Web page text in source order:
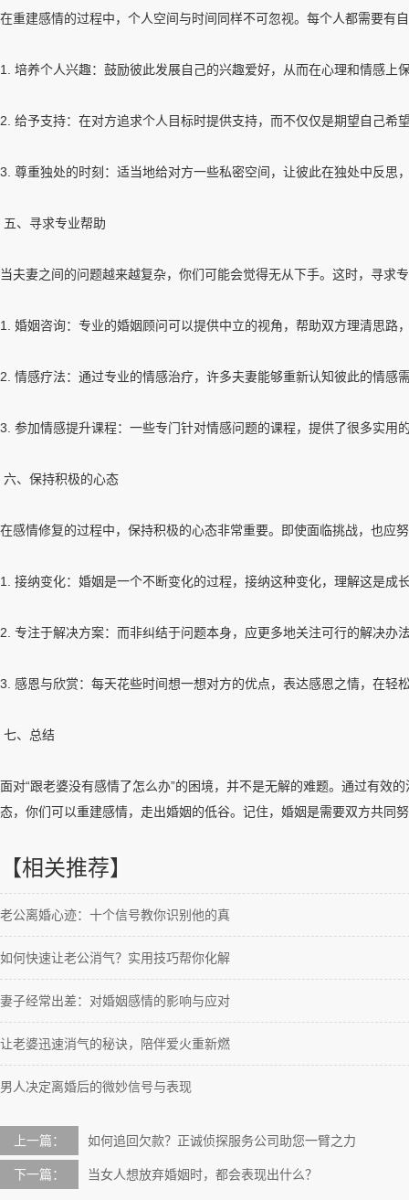
在重建感情的过程中，个人空间与时间同样不可忽视。每个人都需要有
1. 培养个人兴趣：鼓励彼此发展自己的兴趣爱好，从而在心理和情感上
2. 给予支持：在对方追求个人目标时提供支持，而不仅仅是期望自己希
3. 尊重独处的时刻：适当地给对方一些私密空间，让彼此在独处中反思
五、寻求专业帮助
当夫妻之间的问题越来越复杂，你们可能会觉得无从下手。这时，寻求
1. 婚姻咨询：专业的婚姻顾问可以提供中立的视角，帮助双方理清思路
2. 情感疗法：通过专业的情感治疗，许多夫妻能够重新认知彼此的情感
3. 参加情感提升课程：一些专门针对情感问题的课程，提供了很多实用
六、保持积极的心态
在感情修复的过程中，保持积极的心态非常重要。即使面临挑战，也应
1. 接纳变化：婚姻是一个不断变化的过程，接纳这种变化，理解这是成
2. 专注于解决方案：而非纠结于问题本身，应更多地关注可行的解决办
3. 感恩与欣赏：每天花些时间想一想对方的优点，表达感恩之情，在轻
七、总结
面对“跟老婆没有感情了怎么办”的困境，并不是无解的难题。通过有效
态，你们可以重建感情，走出婚姻的低谷。记住，婚姻是需要双方共同
【相关推荐】
老公离婚心迹：十个信号教你识别他的真
如何快速让老公消气？实用技巧帮你化解
妻子经常出差：对婚姻感情的影响与应对
让老婆迅速消气的秘诀，陪伴爱火重新燃
男人决定离婚后的微妙信号与表现
上一篇： 如何追回欠款？正诚侦探服务公司助您一臂之力
下一篇： 当女人想放弃婚姻时，都会表现出什么？